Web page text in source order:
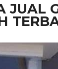
JUAL